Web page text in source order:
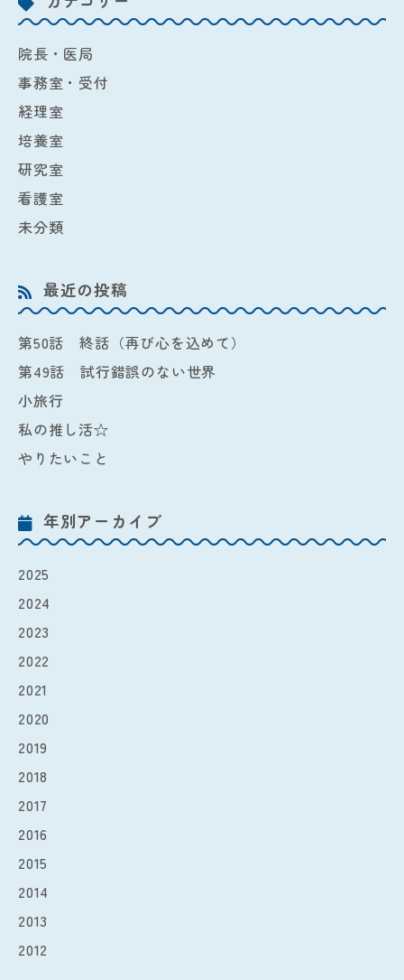
院長・医局
事務室・受付
経理室
培養室
研究室
看護室
未分類
最近の投稿
第50話 終話（再び心を込めて）
第49話 試行錯誤のない世界
小旅行
私の推し活☆
やりたいこと
年別アーカイブ
2025
2024
2023
2022
2021
2020
2019
2018
2017
2016
2015
2014
2013
2012